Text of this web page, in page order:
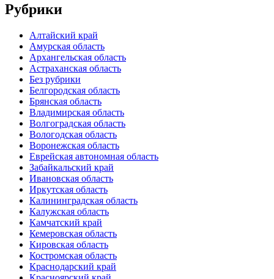
Рубрики
Алтайский край
Амурская область
Архангельская область
Астраханская область
Без рубрики
Белгородская область
Брянская область
Владимирская область
Волгоградская область
Вологодская область
Воронежская область
Еврейская автономная область
Забайкальский край
Ивановская область
Иркутская область
Калининградская область
Калужская область
Камчатский край
Кемеровская область
Кировская область
Костромская область
Краснодарский край